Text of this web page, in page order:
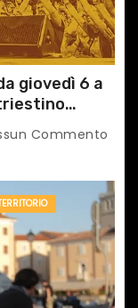
giovedì 6 a
Commento